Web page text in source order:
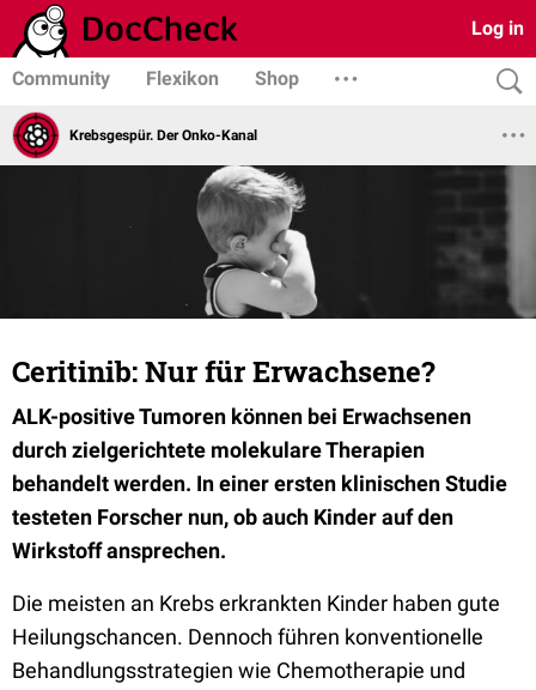
Log in
Community Flexikon Shop
Krebsgespür. Der Onko-Kanal
Ceritinib: Nur für Erwachsene?
ALK-positive Tumoren können bei Erwachsenen
durch zielgerichtete molekulare Therapien
behandelt werden. In einer ersten klinischen Studie
testeten Forscher nun, ob auch Kinder auf den
Wirkstoff ansprechen.
Die meisten an Krebs erkrankten Kinder haben gute
Heilungschancen. Dennoch führen konventionelle
Behandlungsstrategien wie Chemotherapie und